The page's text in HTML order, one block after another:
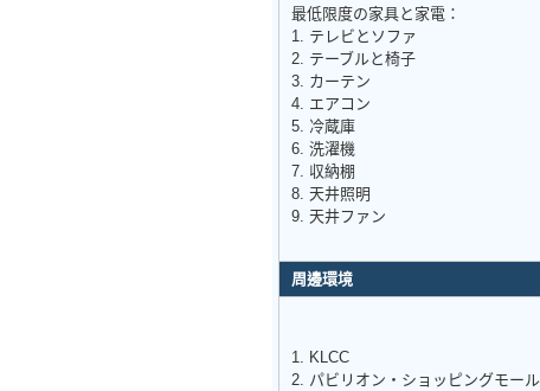
最低限度の家具と家電：
1. テレビとソファ
2. テーブルと椅子
3. カーテン
4. エアコン
5. 冷蔵庫
6. 洗濯機
7. 収納棚
8. 天井照明
9. 天井ファン
周邊環境
1. KLCC
2. パビリオン・ショッピングモール